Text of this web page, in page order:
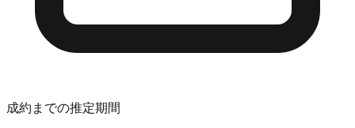
成約までの推定期間